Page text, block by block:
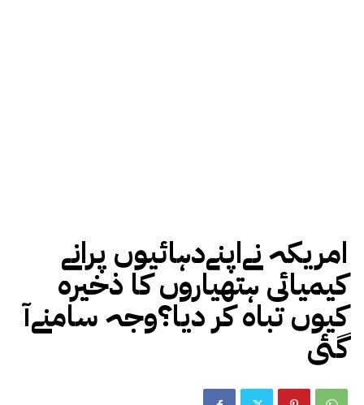
امریکہ نےاپنےدہائیوں پرانے
کیمیائی ہتھیاروں کا ذخیرہ
کیوں تباہ کر دیا؟وجہ سامنےآ
گئی